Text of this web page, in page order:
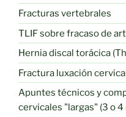
Fracturas vertebrales
TLIF sobre fracaso de
Hernia discal torácica
Fractura luxación
Apuntes técnicos y
cervicales "largas" (3 o 4